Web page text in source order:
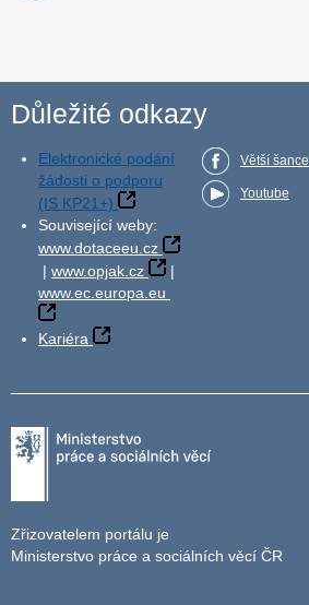
Důležité odkazy
Elektronické podání
žádosti o podporu
(IS KP21+)
Související weby:
www.dotaceeu.cz
| www.opjak.cz
|
www.ec.europa.eu
Kariéra
Větší šance
Youtube
Zřizovatelem portálu je
Ministerstvo práce a sociálních věcí ČR